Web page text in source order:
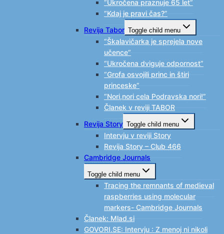
“Ukročena praznuje 65 let”
“Kdaj je pravi čas?”
Revija Tabor Toggle child menu
“Škalavičarka je sprejela nove
učence”
“Ukročena dviguje odpornost”
“Grofa osvojili princ in štiri
princeske”
“Nori,nori cela Podravska nori!”
Članek v reviji TABOR
Revija Story Toggle child menu
Intervju v reviji Story
Revija Story – Club 466
Cambridge Journals
Toggle child menu
Tracing the remnants of medieval
raspberries using molecular
markers- Cambridge Journals
Članek: Mlad.si
GOVORI.SE: Intervju : Z menoj ni nikoli